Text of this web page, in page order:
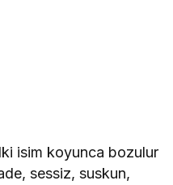
isim koyunca bozulur
sessiz, suskun,